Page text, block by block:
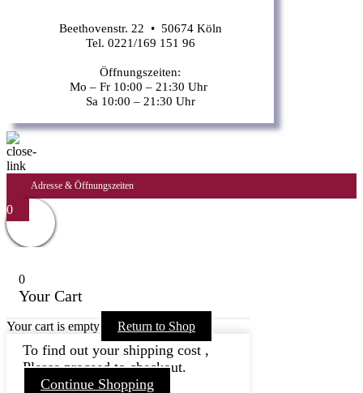
Beethovenstr. 22 • 50674 Köln
Tel. 0221/169 151 96
Öffnungszeiten:
Mo – Fr 10:00 – 21:30 Uhr
Sa 10:00 – 21:30 Uhr
Adresse & Öffnungszeiten
0
0
Your Cart
Your cart is empty Return to Shop
To find out your shipping cost ,
Please proceed to checkout.
Continue Shopping